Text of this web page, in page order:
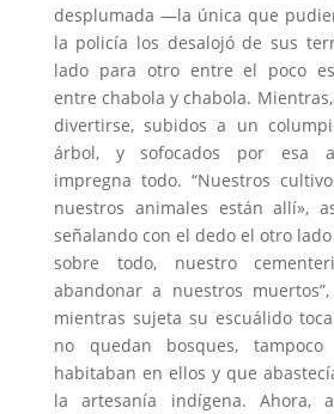
desplumada —la única que
la policía los desalojó de sus
lado para otro entre el poco
entre chabola y chabola.
divertirse, subidos a un
árbol, y sofocados por esa
impregna todo. “Nuestros
nuestros animales están allí»,
señalando con el dedo el otro
sobre todo, nuestro
abandonar a nuestros
mientras sujeta su escuálido
no quedan bosques,
habitaban en ellos y que
la artesanía indígena. Ahora,